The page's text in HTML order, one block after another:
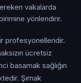
vakalarda
yönlendirir.
profesyonelleridir.
ücretsiz
basamak sağlığın
Şırnak